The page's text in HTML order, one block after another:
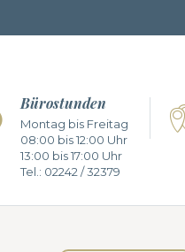
Bürostunden
Montag bis Freitag
08:00 bis 12:00 Uhr
13:00 bis 17:00 Uhr
Tel.: 02242 / 32379